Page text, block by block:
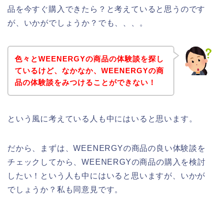
品を今すぐ購入できたら？と考えていると思うのです
が、いかがでしょうか？でも、、、。
色々とWEENERGYの商品の体験談を探し
ているけど、なかなか、WEENERGYの商
品の体験談をみつけることができない！
という風に考えている人も中にはいると思います。
だから、まずは、WEENERGYの商品の良い体験談を
チェックしてから、WEENERGYの商品の購入を検討
したい！という人も中にはいると思いますが、いかが
でしょうか？私も同意見です。